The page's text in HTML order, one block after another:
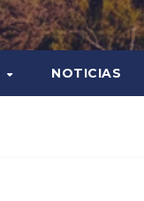
NOTICIAS